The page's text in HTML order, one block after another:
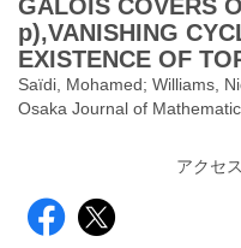
GALOIS COVERS
p),VANISHING
EXISTENCE OF
Saïdi, Mohamed; Williams,
Osaka Journal of
アクセ